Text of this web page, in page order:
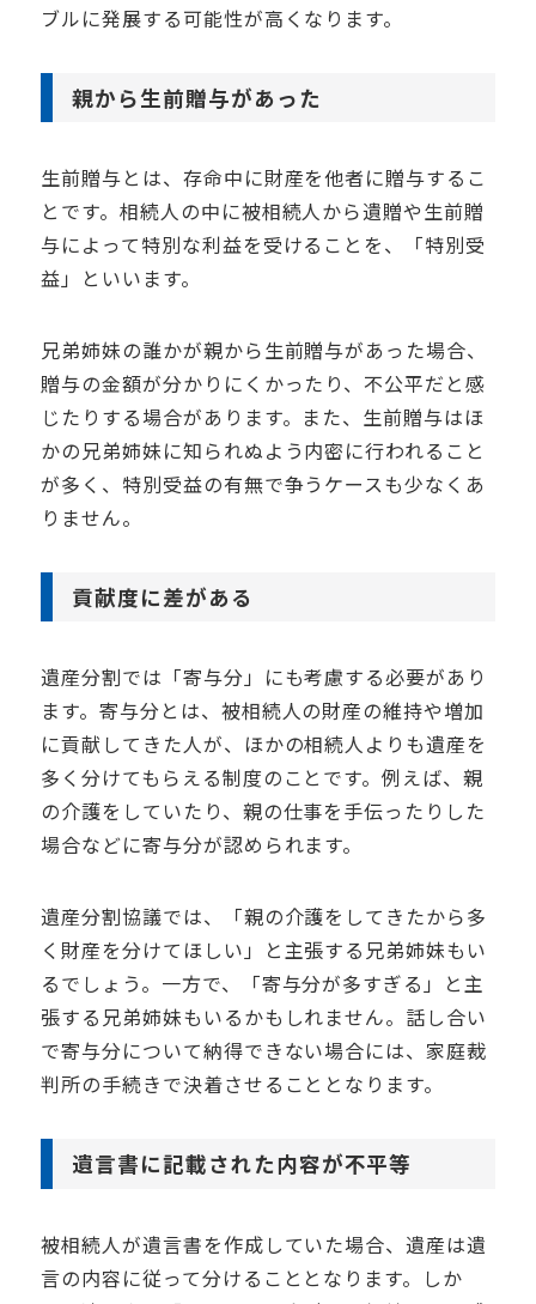
ブルに発展する可能性が高くなります。
親から生前贈与があった
生前贈与とは、存命中に財産を他者に贈与するこ
とです。相続人の中に被相続人から遺贈や生前贈
与によって特別な利益を受けることを、「特別受
益」といいます。
兄弟姉妹の誰かが親から生前贈与があった場合、
贈与の金額が分かりにくかったり、不公平だと感
じたりする場合があります。また、生前贈与はほ
かの兄弟姉妹に知られぬよう内密に行われること
が多く、特別受益の有無で争うケースも少なくあ
りません。
貢献度に差がある
遺産分割では「寄与分」にも考慮する必要があり
ます。寄与分とは、被相続人の財産の維持や増加
に貢献してきた人が、ほかの相続人よりも遺産を
多く分けてもらえる制度のことです。例えば、親
の介護をしていたり、親の仕事を手伝ったりした
場合などに寄与分が認められます。
遺産分割協議では、「親の介護をしてきたから多
く財産を分けてほしい」と主張する兄弟姉妹もい
るでしょう。一方で、「寄与分が多すぎる」と主
張する兄弟姉妹もいるかもしれません。話し合い
で寄与分について納得できない場合には、家庭裁
判所の手続きで決着させることとなります。
遺言書に記載された内容が不平等
被相続人が遺言書を作成していた場合、遺産は遺
言の内容に従って分けることとなります。しか